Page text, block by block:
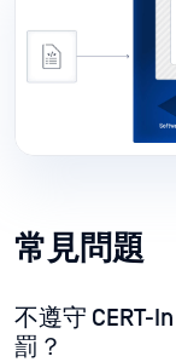
常見問題
不遵守 CERT-
罰？